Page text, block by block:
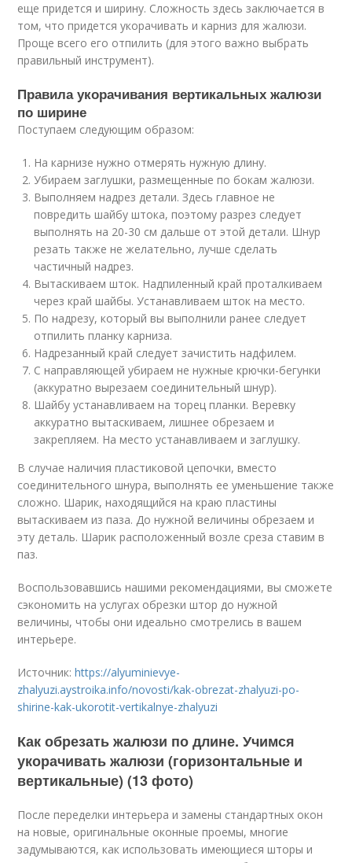
еще придется и ширину. Сложность здесь заключается в
том, что придется укорачивать и карниз для жалюзи.
Проще всего его отпилить (для этого важно выбрать
правильный инструмент).
Правила укорачивания вертикальных жалюзи
по ширине
Поступаем следующим образом:
На карнизе нужно отмерять нужную длину.
Убираем заглушки, размещенные по бокам жалюзи.
Выполняем надрез детали. Здесь главное не
повредить шайбу штока, поэтому разрез следует
выполнять на 20-30 см дальше от этой детали. Шнур
резать также не желательно, лучше сделать
частичный надрез.
Вытаскиваем шток. Надпиленный край проталкиваем
через край шайбы. Устанавливаем шток на место.
По надрезу, который вы выполнили ранее следует
отпилить планку карниза.
Надрезанный край следует зачистить надфилем.
С направляющей убираем не нужные крючки-бегунки
(аккуратно вырезаем соединительный шнур).
Шайбу устанавливаем на торец планки. Веревку
аккуратно вытаскиваем, лишнее обрезаем и
закрепляем. На место устанавливаем и заглушку.
В случае наличия пластиковой цепочки, вместо
соединительного шнура, выполнять ее уменьшение также
сложно. Шарик, находящийся на краю пластины
вытаскиваем из паза. До нужной величины обрезаем и
эту деталь. Шарик расположенный возле среза ставим в
паз.
Воспользовавшись нашими рекомендациями, вы сможете
сэкономить на услугах обрезки штор до нужной
величины, чтобы они идеально смотрелись в вашем
интерьере.
Источник:https://alyuminievye-
zhalyuzi.aystroika.info/novosti/kak-obrezat-zhalyuzi-po-
shirine-kak-ukorotit-vertikalnye-zhalyuzi
Как обрезать жалюзи по длине. Учимся
укорачивать жалюзи (горизонтальные и
вертикальные) (13 фото)
После переделки интерьера и замены стандартных окон
на новые, оригинальные оконные проемы, многие
задумываются, как использовать имеющиеся шторы и